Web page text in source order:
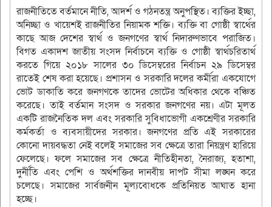
রাজনীতিতে বর্তমানে নীতি, আদর্শ ও গঠনতন্ত্র অনুপস্থিত। ব্যক্তির ইচ্ছা,
অনিচ্ছা ও খায়েশই রাজনীতির নিয়ামক শক্তি। ব্যক্তি বা গোষ্ঠী স্বার্থের
কাছে আজ দেশের স্বার্থ ও জনগণের স্বার্থ নিদারুণভাবে পরাজিত।
বিগত একাদশ জাতীয় সংসদ নির্বাচনে ব্যক্তি ও গোষ্ঠী স্বার্থচরিতার্থ
করতে গিয়ে ২০১৮ সালের ৩০ ডিসেম্বরের নির্বাচন ২৯ ডিসেম্বর
রাতেই শেষ করা হয়েছে। প্রশাসন ও সরকারি দলের কর্মীরা একযোগে
ভোট ডাকাতি করে জনগণকে তাদের ভোটের অধিকার থেকে বঞ্চিত
করেছে। তাই বর্তমান সংসদ ও সরকার জনগণের নয়। এটা মূলত
একটি রাজনৈতিক দল এবং সরকারি সুবিধাভোগী একশ্রেণীর সরকারি
কর্মকর্তা ও ব্যবসায়ীদের সরকার। জনগণের প্রতি এই সরকারের
কোনো দায়বদ্ধতা নেই বলেই সমাজের সব ক্ষেত্রে তারা নিয়ন্ত্রণ হারিয়ে
ফেলেছে। ফলে সমাজের সব ক্ষেত্রে নীতিহীনতা, নৈরাজ্য, হতাশা,
দুর্নীতি এবং পেশি ও অর্থশক্তির দানবীয় দাপট সীমা লঙ্ঘন করে
চলেছে। সমাজের সার্বজনীন মূল্যবোধকে প্রতিনিয়ত আঘাত হানা
হচ্ছে।